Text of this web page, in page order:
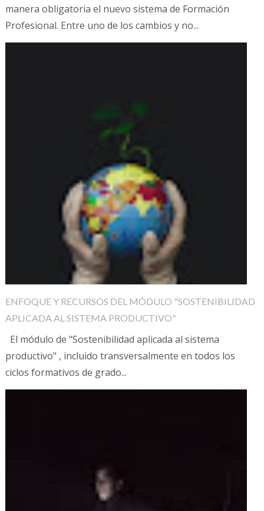
manera obligatoria el nuevo sistema de Formación
Profesional. Entre uno de los cambios y no...
ENFOQUE Y RECURSOS DEL MÓDULO "SOSTENIBILIDAD
APLICADA AL SISTEMA PRODUCTIVO"
El módulo de "Sostenibilidad aplicada al sistema
productivo" , incluido transversalmente en todos los
ciclos formativos de grado...